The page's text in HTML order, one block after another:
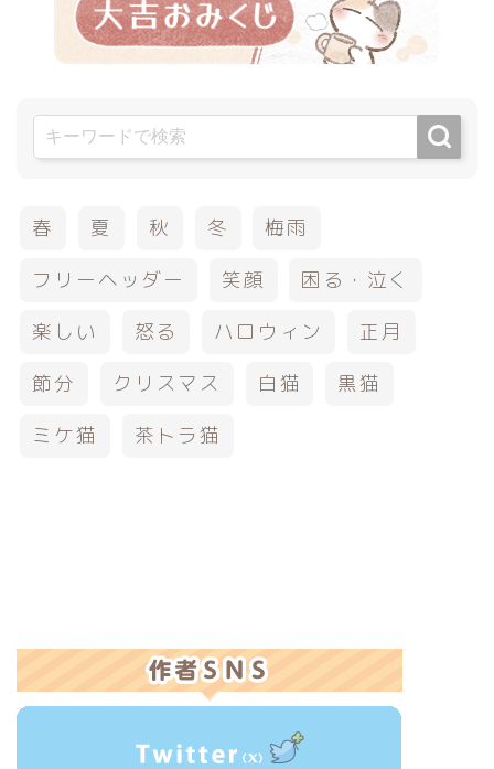
春 夏 秋 冬
梅雨
フリーヘッダー
笑顔
困る・泣く
楽しい
怒る ハロウィン
正月
節分
クリスマス 白猫
黒猫
ミケ猫
茶トラ猫